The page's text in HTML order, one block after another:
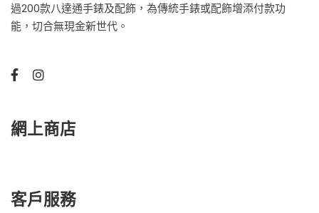
過200款八達通手錶及配飾，為傳統手錶或配飾增添付款功
能，切合無現金新世代。
網上商店
客戶服務